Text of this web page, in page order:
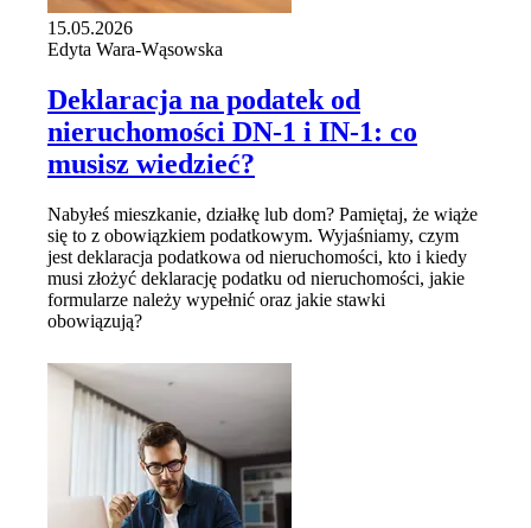
15.05.2026
Edyta Wara-Wąsowska
Deklaracja na podatek od
nieruchomości DN-1 i IN-1: co
musisz wiedzieć?
Nabyłeś mieszkanie, działkę lub dom? Pamiętaj, że wiąże
się to z obowiązkiem podatkowym. Wyjaśniamy, czym
jest deklaracja podatkowa od nieruchomości, kto i kiedy
musi złożyć deklarację podatku od nieruchomości, jakie
formularze należy wypełnić oraz jakie stawki
obowiązują?